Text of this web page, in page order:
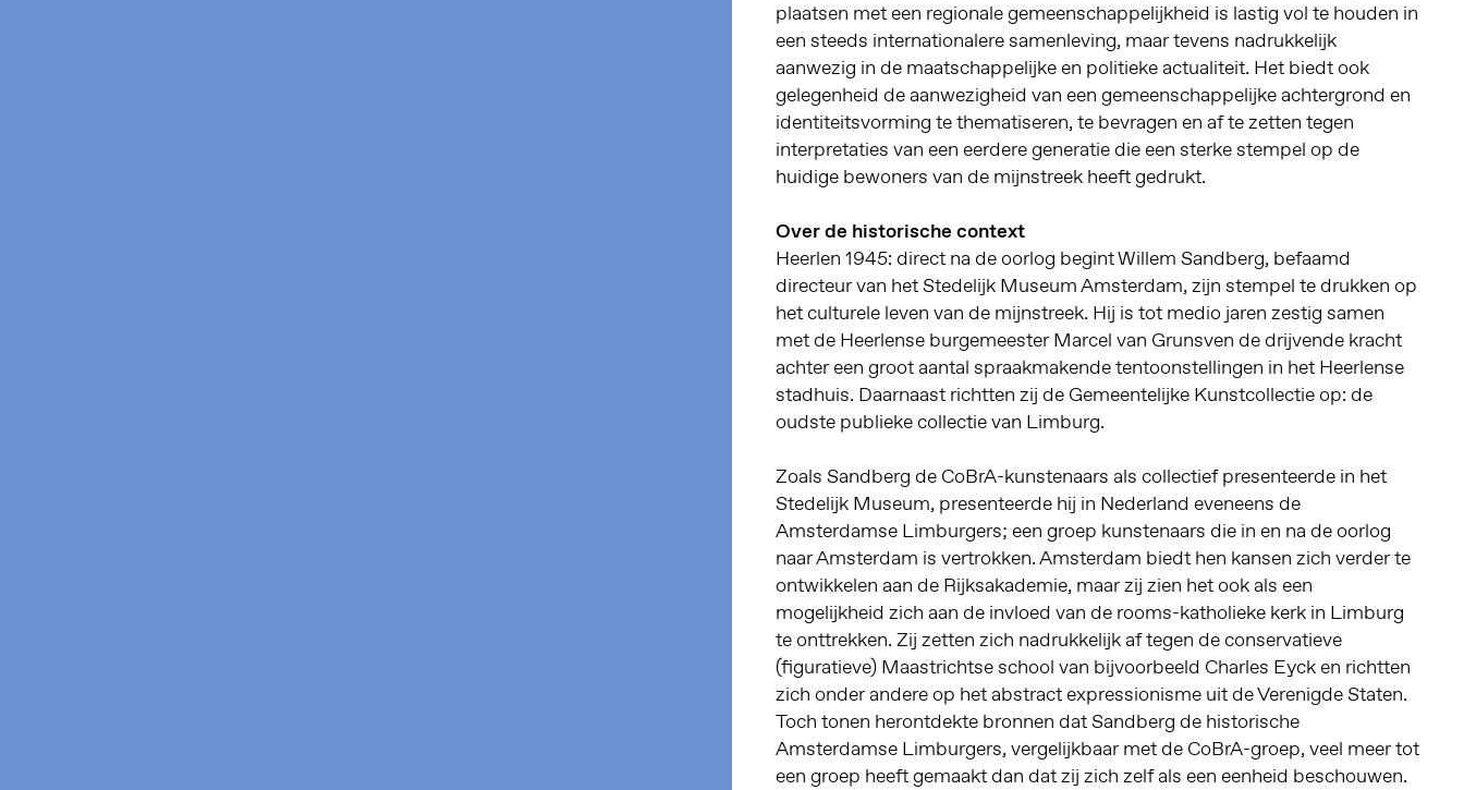
plaatsen met een regionale gemeenschappelijkheid is lastig vol te houden in
een steeds internationalere samenleving, maar tevens nadrukkelijk
aanwezig in de maatschappelijke en politieke actualiteit. Het biedt ook
gelegenheid de aanwezigheid van een gemeenschappelijke achtergrond en
identiteitsvorming te thematiseren, te bevragen en af te zetten tegen
interpretaties van een eerdere generatie die een sterke stempel op de
huidige bewoners van de mijnstreek heeft gedrukt.
Over de historische context
Heerlen 1945: direct na de oorlog begint Willem Sandberg, befaamd
directeur van het Stedelijk Museum Amsterdam, zijn stempel te drukken op
het culturele leven van de mijnstreek. Hij is tot medio jaren zestig samen
met de Heerlense burgemeester Marcel van Grunsven de drijvende kracht
achter een groot aantal spraakmakende tentoonstellingen in het Heerlense
stadhuis. Daarnaast richtten zij de Gemeentelijke Kunstcollectie op: de
oudste publieke collectie van Limburg.
Zoals Sandberg de CoBrA-kunstenaars als collectief presenteerde in het
Stedelijk Museum, presenteerde hij in Nederland eveneens de
Amsterdamse Limburgers; een groep kunstenaars die in en na de oorlog
naar Amsterdam is vertrokken. Amsterdam biedt hen kansen zich verder te
ontwikkelen aan de Rijksakademie, maar zij zien het ook als een
mogelijkheid zich aan de invloed van de rooms-katholieke kerk in Limburg
te onttrekken. Zij zetten zich nadrukkelijk af tegen de conservatieve
(figuratieve) Maastrichtse school van bijvoorbeeld Charles Eyck en richtten
zich onder andere op het abstract expressionisme uit de Verenigde Staten.
Toch tonen herontdekte bronnen dat Sandberg de historische
Amsterdamse Limburgers, vergelijkbaar met de CoBrA-groep, veel meer tot
een groep heeft gemaakt dan dat zij zich zelf als een eenheid beschouwen.